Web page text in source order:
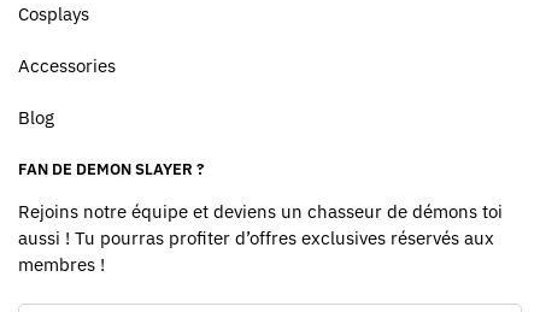
Cosplays
Accessories
Blog
FAN DE DEMON SLAYER ?
Rejoins notre équipe et deviens un chasseur de démons toi
aussi ! Tu pourras profiter d’offres exclusives réservés aux
membres !